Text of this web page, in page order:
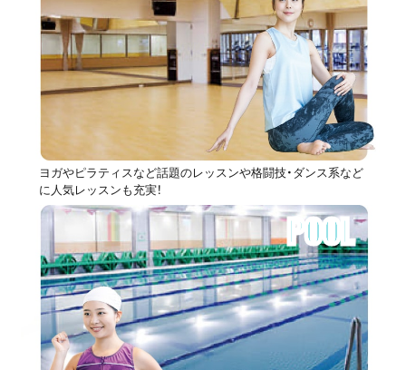
ヨガやピラティスなど話題のレッスンや格闘技・ダンス系など
に人気レッスンも充実！
POOL